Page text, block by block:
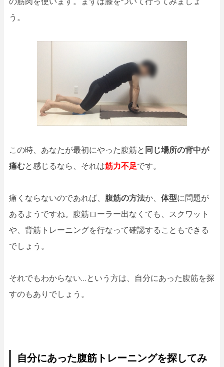
う。
この時、あなたが最初にやった腹筋と同じ場所の背中が
痛むと感じるなら、それは筋力不足です。
痛くならないのであれば、 腹筋の方法か、 体型に問題が
あるようですね。腹筋ローラー出なくても、スクワット
や、背筋トレーニングを行なって確認することもできる
でしょう。
それでもわからない…という方は、自分にあった腹筋を探
すのもありでしょう。
自分にあった腹筋トレーニングを探してみ